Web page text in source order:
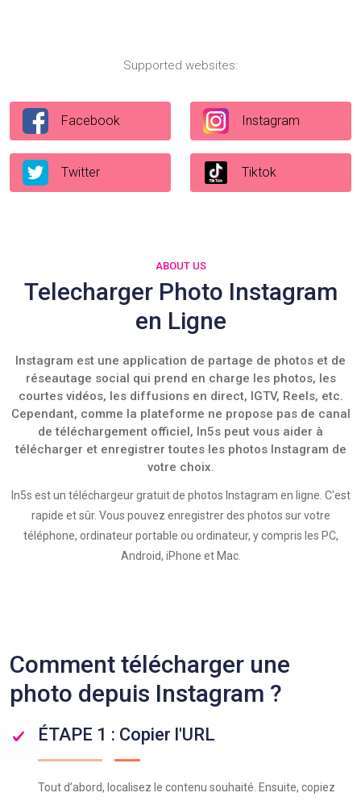
Supported websites:
Facebook Instagram
Twitter Tiktok
ABOUT US
Telecharger Photo Instagram
en Ligne
Instagram est une application de partage de photos et de
réseautage social qui prend en charge les photos, les
courtes vidéos, les diffusions en direct, IGTV, Reels, etc.
Cependant, comme la plateforme ne propose pas de canal
de téléchargement officiel, In5s peut vous aider à
télécharger et enregistrer toutes les photos Instagram de
votre choix.
In5s est un téléchargeur gratuit de photos Instagram en ligne. C'est
rapide et sûr. Vous pouvez enregistrer des photos sur votre
téléphone, ordinateur portable ou ordinateur, y compris les PC,
Android, iPhone et Mac.
Comment télécharger une
photo depuis Instagram ?
ÉTAPE 1 : Copier l'URL
Tout d’abord, localisez le contenu souhaité. Ensuite, copiez